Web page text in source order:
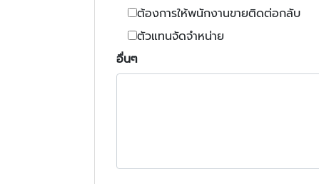
ต้องการให้พนักงานขายติดต่อกลับ
ตัวแทนจัดจำหน่าย
อื่นๆ